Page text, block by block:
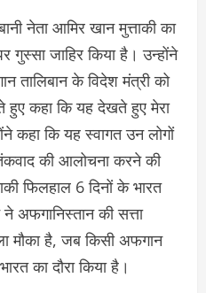
नेता आमिर खान मुत्ताकी का
गुस्सा जाहिर किया है। उन्होंने
तालिबान के विदेश मंत्री को
हुए कहा कि यह देखते हुए मेरा
कहा कि यह स्वागत उन लोगों
की आलोचना करने की
फिलहाल 6 दिनों के भारत
अफगानिस्तान की सत्ता
मौका है, जब किसी अफगान
का दौरा किया है।